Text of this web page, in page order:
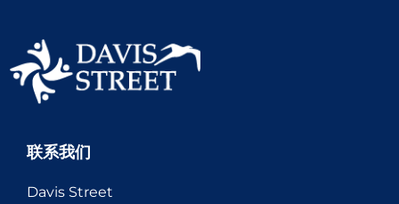
联系我们
Davis Street